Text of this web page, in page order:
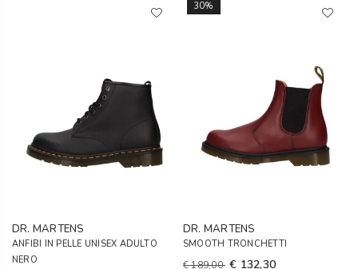
DR. MARTENS
ANFIBI IN PELLE UNISEX ADULTO
NERO
30%
DR. MARTENS
SMOOTH TRONCHETTI
€ 189,00 € 132,30